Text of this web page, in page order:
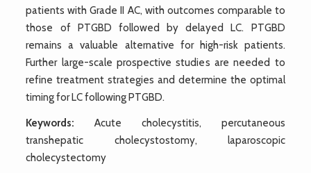
patients with Grade II AC, with outcomes comparable to
those of PTGBD followed by delayed LC. PTGBD
remains a valuable alternative for high-risk patients.
Further large-scale prospective studies are needed to
refine treatment strategies and determine the optimal
timing for LC following PTGBD.
Keywords: Acute cholecystitis, percutaneous
transhepatic cholecystostomy, laparoscopic
cholecystectomy